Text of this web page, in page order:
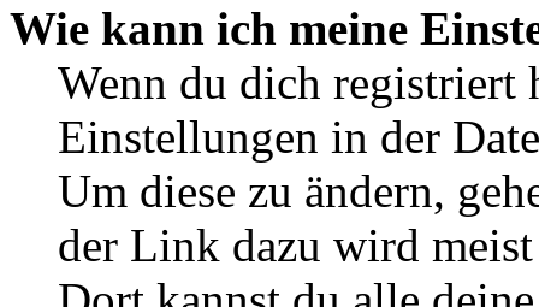
Wie kann ich meine
Wenn du dich registriert
Einstellungen in der
Um diese zu ändern,
der Link dazu wird